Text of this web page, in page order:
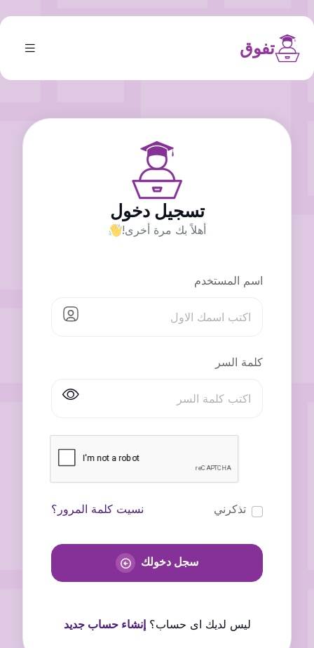
تفوق
تسجيل دخول
أهلاً بك مرة أخرى!
اسم المستخدم
كلمة السر
تذكرني نسيت كلمة المرور؟
سجل دخولك
ليس لديك اى حساب؟إنشاء حساب جديد